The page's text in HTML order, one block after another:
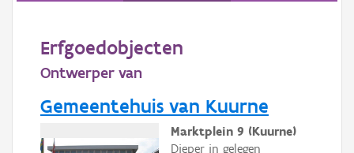
Persoon of collectief
Downloads
Hergebruik
Aanmelden
Erfgoedobjecten
Ontwerper van
Gemeentehuis van Kuurne
Marktplein 9 (Kuurne)
Dieper in gelegen